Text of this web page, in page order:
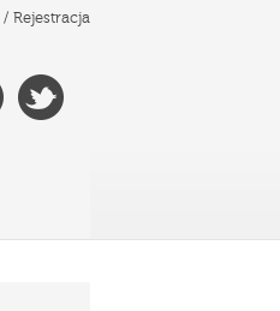
/ Rejestracja